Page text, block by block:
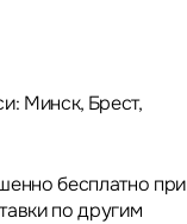
Минск, Брест,
бесплатно при
по другим